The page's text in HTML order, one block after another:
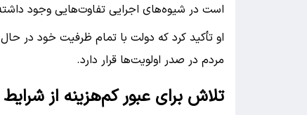
است در شیوه‌های اجرایی تفاوت‌هایی وجود
او تأکید کرد که دولت با تمام ظرفیت خود در
مردم در صدر اولویت‌ها قرار دارد.
تلاش برای عبور کم‌هزینه از